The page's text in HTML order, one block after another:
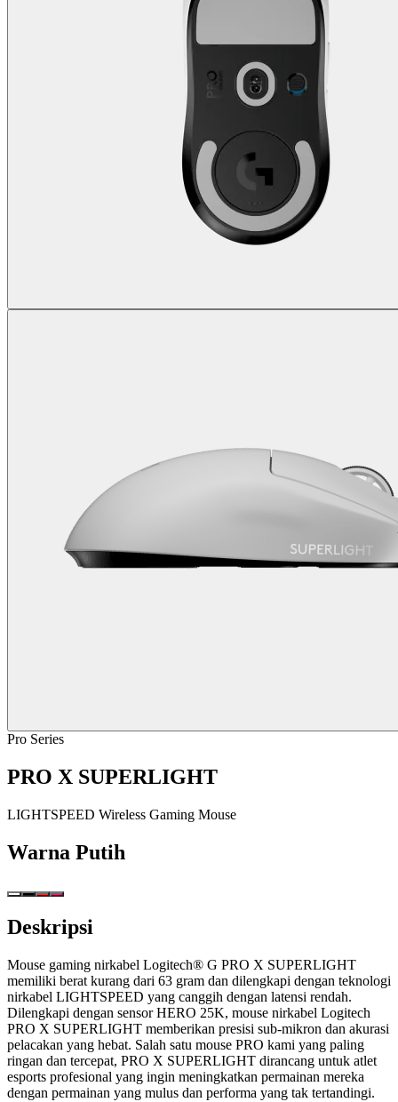
Pro Series
PRO X SUPERLIGHT
LIGHTSPEED Wireless Gaming Mouse
Warna Putih
Deskripsi
Mouse gaming nirkabel Logitech® G PRO X SUPERLIGHT
memiliki berat kurang dari 63 gram dan dilengkapi dengan teknologi
nirkabel LIGHTSPEED yang canggih dengan latensi rendah.
Dilengkapi dengan sensor HERO 25K, mouse nirkabel Logitech
PRO X SUPERLIGHT memberikan presisi sub-mikron dan akurasi
pelacakan yang hebat. Salah satu mouse PRO kami yang paling
ringan dan tercepat, PRO X SUPERLIGHT dirancang untuk atlet
esports profesional yang ingin meningkatkan permainan mereka
dengan permainan yang mulus dan performa yang tak tertandingi.